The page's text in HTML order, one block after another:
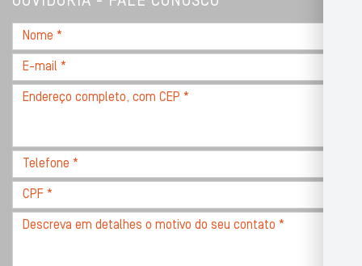
Nome
*
E-
mail
Endereço
CEP
Telefone
*
CPF
*
Descreva